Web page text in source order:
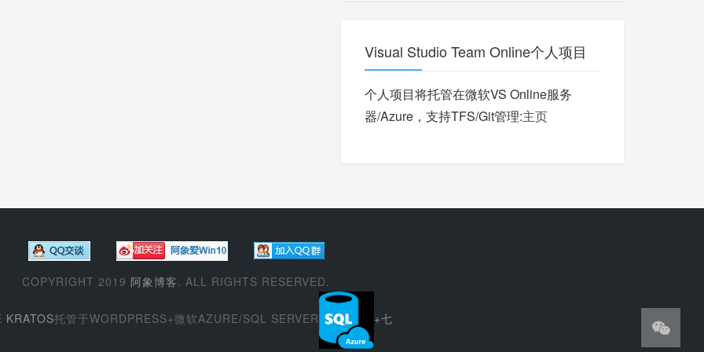
Visual Studio Team Online个人项目
个人项目将托管在微软VS Online服务
器/Azure，支持TFS/Git管理:主页
COPYRIGHT 2019 阿象博客 . ALL RIGHTS RESERVED.
KRATOS托管于WORDPRESS+微软AZURE/SQL SERVER +七